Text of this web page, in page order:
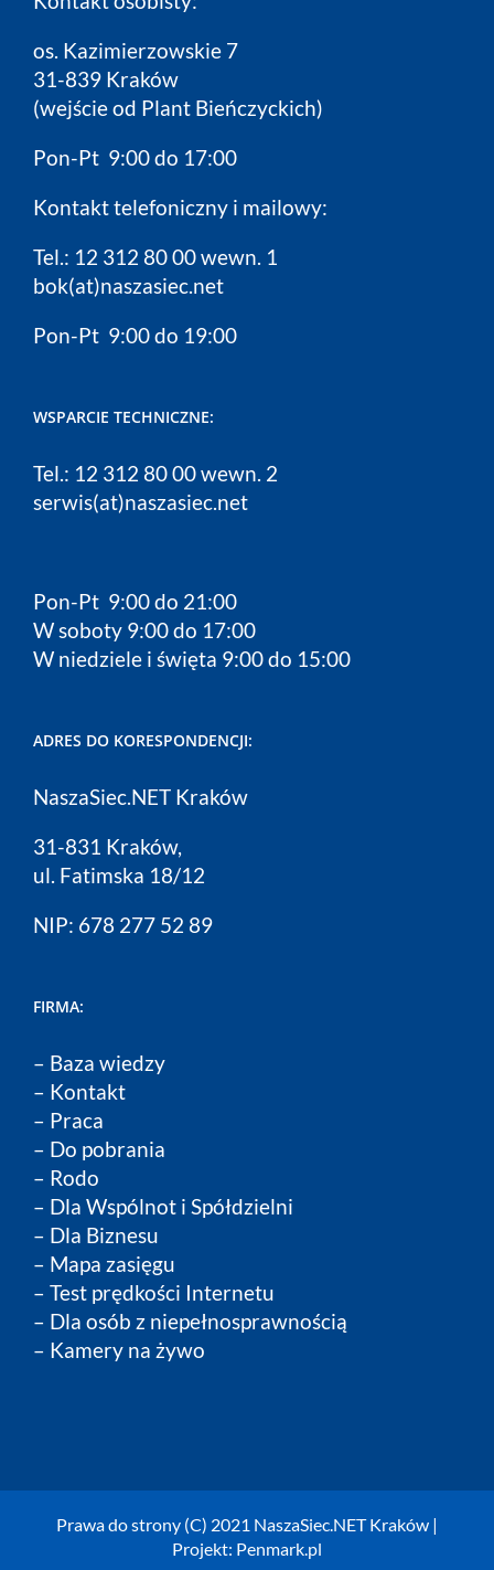
os. Kazimierzowskie 7
31-839 Kraków
(wejście od Plant Bieńczyckich)
Pon-Pt 9:00 do 17:00
Kontakt telefoniczny i mailowy:
Tel.: 12 312 80 00 wewn. 1
bok(at)naszasiec.net
Pon-Pt 9:00 do 19:00
WSPARCIE TECHNICZNE:
Tel.: 12 312 80 00 wewn. 2
serwis(at)naszasiec.net
Pon-Pt 9:00 do 21:00
W soboty 9:00 do 17:00
W niedziele i święta 9:00 do 15:00
ADRES DO KORESPONDENCJI:
NaszaSiec.NET Kraków
31-831 Kraków,
ul. Fatimska 18/12
NIP: 678 277 52 89
FIRMA:
– Baza wiedzy
– Kontakt
– Praca
– Do pobrania
– Rodo
– Dla Wspólnot i Spółdzielni
– Dla Biznesu
– Mapa zasięgu
– Test prędkości Internetu
– Dla osób z niepełnosprawnością
– Kamery na żywo
Prawa do strony (C) 2021 NaszaSiec.NET Kraków |
Projekt: Penmark.pl